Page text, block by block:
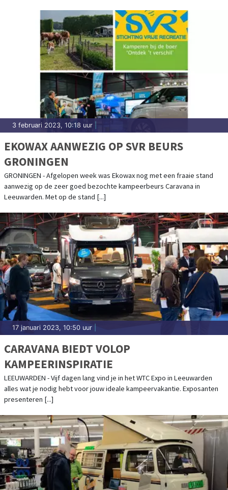
3 februari 2023, 10:18 uur
EKOWAX AANWEZIG OP SVR BEURS
GRONINGEN
GRONINGEN - Afgelopen week was Ekowax nog met een fraaie stand
aanwezig op de zeer goed bezochte kampeerbeurs Caravana in
Leeuwarden. Met op de stand [...]
17 januari 2023, 10:50 uur
CARAVANA BIEDT VOLOP
KAMPEERINSPIRATIE
LEEUWARDEN - Vijf dagen lang vind je in het WTC Expo in Leeuwarden
alles wat je nodig hebt voor jouw ideale kampeervakantie. Exposanten
presenteren [...]